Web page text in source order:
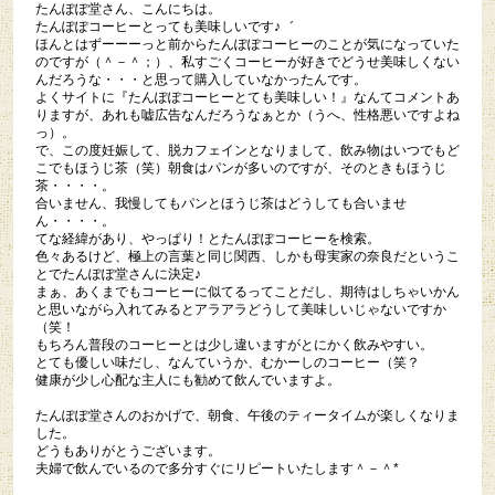
たんぽぽ堂さん、こんにちは。
たんぽぽコーヒーとっても美味しいです♪゛
ほんとはずーーーっと前からたんぽぽコーヒーのことが気になっていた
のですが（＾－＾；）、私すごくコーヒーが好きでどうせ美味しくない
んだろうな・・・と思って購入していなかったんです。
よくサイトに『たんぽぽコーヒーとても美味しい！』なんてコメントあ
りますが、あれも嘘広告なんだろうなぁとか（うへ、性格悪いですよね
っ）。
で、この度妊娠して、脱カフェインとなりまして、飲み物はいつでもど
こでもほうじ茶（笑）朝食はパンが多いのですが、そのときもほうじ
茶・・・・。
合いません、我慢してもパンとほうじ茶はどうしても合いませ
ん・・・・。
てな経緯があり、やっぱり！とたんぽぽコーヒーを検索。
色々あるけど、極上の言葉と同じ関西、しかも母実家の奈良だというこ
とでたんぽぽ堂さんに決定♪
まぁ、 あくまでもコーヒーに似てるってことだし、期待はしちゃいかん
と思いながら入れてみるとアラアラどうして美味しいじゃないですか
（笑！
もちろん普段のコーヒーとは少し違いますがとにかく飲みやすい。
とても優しい味だし、なんていうか、むかーしのコーヒー（笑？
健康が少し心配な主人にも勧めて飲んでいますよ。
たんぽぽ堂さんのおかげで、朝食、午後のティータイムが楽しくなりま
した。
どうもありがとうございます。
夫婦で飲んでいるので多分すぐにリピートいたします＾－＾*